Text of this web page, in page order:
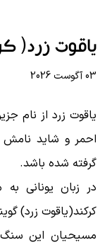
یاقوت زرد(
03 آگوست 2026
یاقوت زرد از نام
احمر و شاید نامش
گرفته شده باشد.
در زبان یونانی
کرکند(یاقوت زرد)
مسیحیان این